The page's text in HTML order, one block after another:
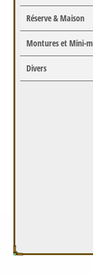
Réserve & Maison
Montures et Mini-
Divers